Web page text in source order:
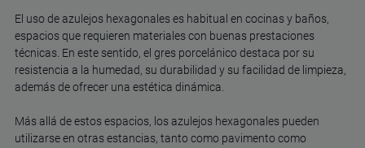
El uso de azulejos hexagonales es habitual en cocinas y baños,
espacios que requieren materiales con buenas prestaciones
técnicas. En este sentido, el gres porcelánico destaca por su
resistencia a la humedad, su durabilidad y su facilidad de limpieza,
además de ofrecer una estética dinámica.
Más allá de estos espacios, los azulejos hexagonales pueden
utilizarse en otras estancias, tanto como pavimento como